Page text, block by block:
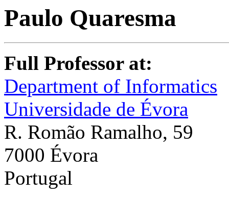
Paulo Quaresma
Full Professor at:
Department of Informatics
Universidade de Évora
R. Romão
7000